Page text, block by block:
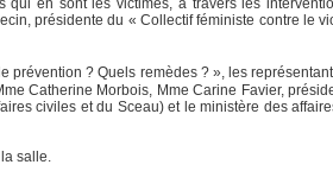
en sont les victimes, à travers les
présidente du « Collectif féministe contre le
prévention ? Quels remèdes ? », les
Catherine Morbois, Mme Carine Favier,
civiles et du Sceau) et le ministère des
salle.